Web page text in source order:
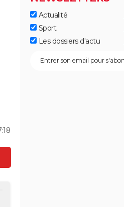
Actualité
Sport
Les dossiers d'actu